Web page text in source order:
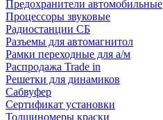
Предохранители автомобильные
Процессоры звуковые
Радиостанции СБ
Разъемы для автомагнитол
Рамки переходные для а/м
Распродажа Trade in
Решетки для динамиков
Сабвуфер
Сертификат установки
Толщиномеры краски